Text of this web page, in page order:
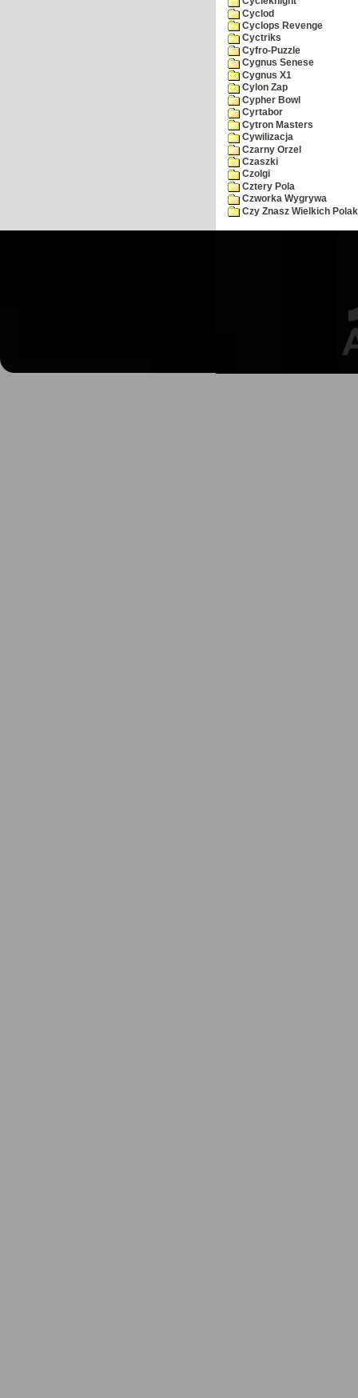
Cyclod
Cyclops Revenge
Cyctriks
Cyfro-Puzzle
Cygnus Senese
Cygnus X1
Cylon Zap
Cypher Bowl
Cyrtabor
Cytron Masters
Cywilizacja
Czarny Orzel
Czaszki
Czolgi
Cztery Pola
Czworka Wygrywa
Czy Znasz Wielkich